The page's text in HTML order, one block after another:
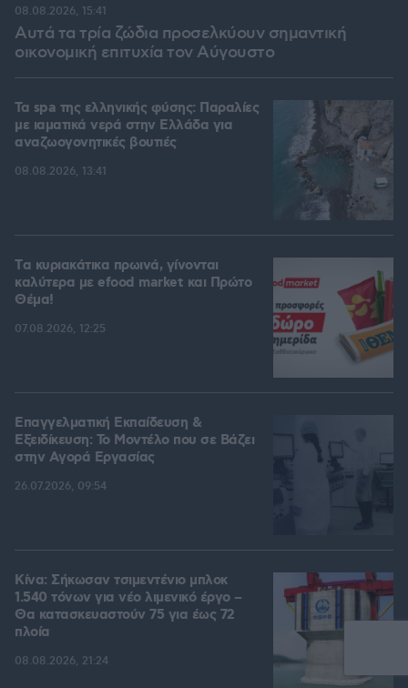
Αυτά τα τρία ζώδια προσελκύουν σημαντική
οικονομική επιτυχία τον Αύγουστο
08.08.2026, 15:41
Τα spa της ελληνικής φύσης: Παραλίες
με ιαματικά νερά στην Ελλάδα για
αναζωογονητικές βουτιές
08.08.2026, 13:41
Tα κυριακάτικα πρωινά, γίνονται
καλύτερα με efood market και Πρώτο
Θέμα!
07.08.2026, 12:25
Επαγγελματική Εκπαίδευση &
Εξειδίκευση: Το Mοντέλο που σε Bάζει
στην Aγορά Eργασίας
26.07.2026, 09:54
Κίνα: Σήκωσαν τσιμεντένιο μπλοκ
1.540 τόνων για νέο λιμενικό έργο –
Θα κατασκευαστούν 75 για έως 72
πλοία
08.08.2026, 21:24